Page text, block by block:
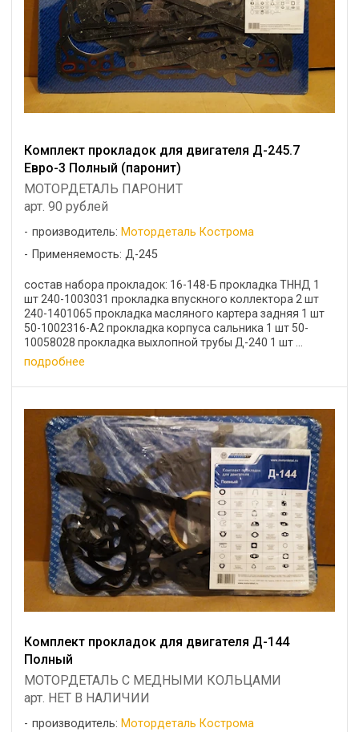
Комплект прокладок для двигателя Д-245.7
Евро-3 Полный (паронит)
МОТОРДЕТАЛЬ ПАРОНИТ
арт. 90 рублей
производитель: Мотордеталь Кострома
Применяемость: Д-245
состав набора прокладок: 16-148-Б прокладка ТННД 1
шт 240-1003031 прокладка впускного коллектора 2 шт
240-1401065 прокладка масляного картера задняя 1 шт
50-1002316-А2 прокладка корпуса сальника 1 шт 50-
10058028 прокладка выхлопной трубы Д-240 1 шт ...
подробнее
Комплект прокладок для двигателя Д-144
Полный
МОТОРДЕТАЛЬ С МЕДНЫМИ КОЛЬЦАМИ
арт. НЕТ В НАЛИЧИИ
производитель: Мотордеталь Кострома